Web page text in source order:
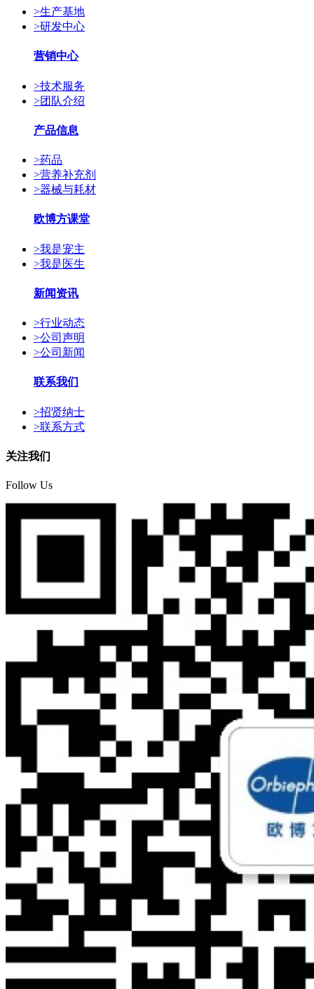
>生产基地
>研发中心
营销中心
>技术服务
>团队介绍
产品信息
>药品
>营养补充剂
>器械与耗材
欧博方课堂
>我是宠主
>我是医生
新闻资讯
>行业动态
>公司声明
>公司新闻
联系我们
>招贤纳士
>联系方式
关注我们
Follow Us